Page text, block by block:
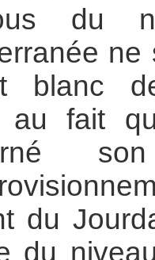
du
ne
blanc
au fait
du
du